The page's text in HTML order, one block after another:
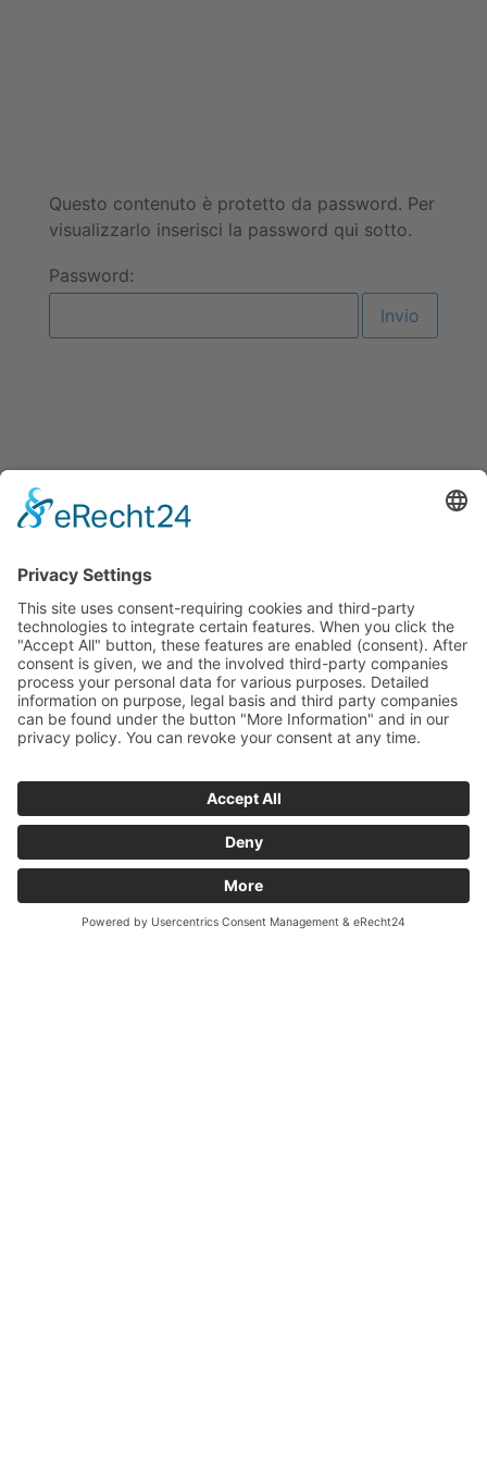
Questo contenuto è protetto da password. Per
visualizzarlo inserisci la password qui sotto.
Password: